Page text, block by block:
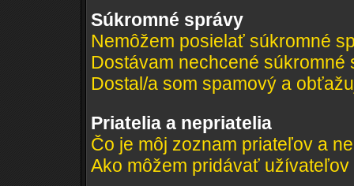
Súkromné správy
Nemôžem posielať súkromné
Dostávam nechcené súkromné
Dostal/a som spamový a
Priatelia a nepriatelia
Čo je môj zoznam priateľov a
Ako môžem pridávať